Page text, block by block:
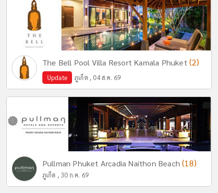
The Bell Pool Villa Resort Kamala Phuket (2)
Update ภูเก็ต , 04 ส.ค. 69
Pullman Phuket Arcadia Naithon Beach(18)
ภูเก็ต , 30 ก.ค. 69